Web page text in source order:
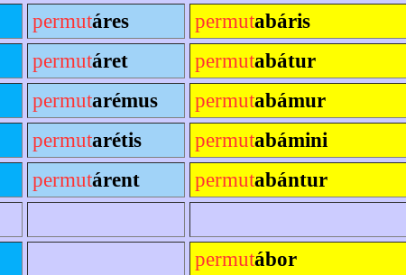
permutáres permutabáris
permutáret permutabátur
permutarémus permutabámur
permutarétis permutabámini
permutárent permutabántur
permutábor